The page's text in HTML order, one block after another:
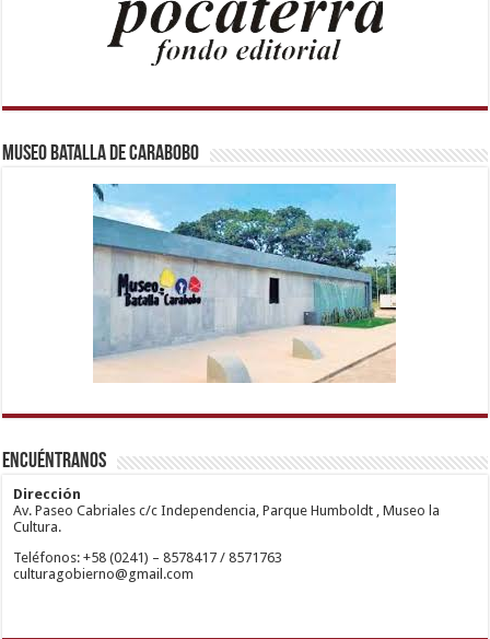
Museo Batalla de Carabobo
1xbetm.info
mariobet
restbetcdn.com
https://mvbcasino.com/
deneme
siteler
Kadıköy
Escort
Yakası
Escort
Kadıköy
Ataşehir
Escort
Encuéntranos
Dirección
Av. Paseo Cabriales c/c Independencia, Parque Humboldt , Museo la
Cultura.
Teléfonos: +58 (0241) – 8578417 / 8571763
culturagobierno@gmail.com